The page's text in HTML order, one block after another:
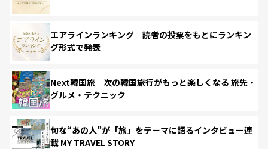
エアラインランキング 読者の投票をもとにランキン
グ形式で発表
Next韓国旅 次の韓国旅行がもっと楽しくなる 旅先・
グルメ・テクニック
旬な“あの人”が「旅」をテーマに語るインタビュー連
載 MY TRAVEL STORY